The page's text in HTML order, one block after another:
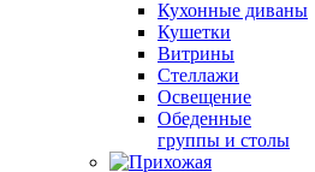
Кухонные диваны
Кушетки
Витрины
Стеллажи
Освещение
Обеденные
группы и столы